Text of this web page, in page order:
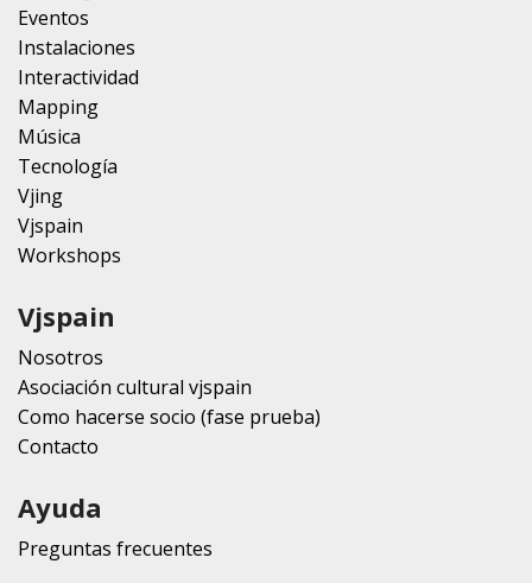
Eventos
Instalaciones
Interactividad
Mapping
Música
Tecnología
Vjing
Vjspain
Workshops
Vjspain
Nosotros
Asociación cultural vjspain
Como hacerse socio (fase prueba)
Contacto
Ayuda
Preguntas frecuentes